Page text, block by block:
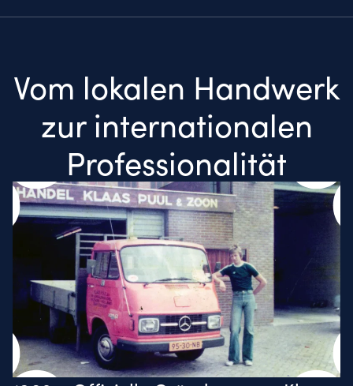
Vom lokalen Handwerk
zur internationalen
Professionalität